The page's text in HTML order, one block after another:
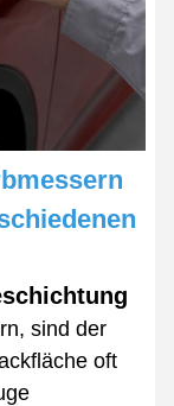
sind der
oft